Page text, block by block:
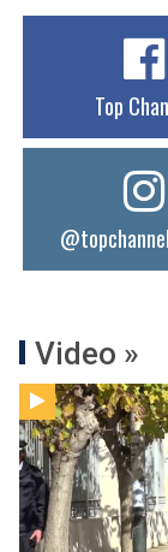
Top
Video »